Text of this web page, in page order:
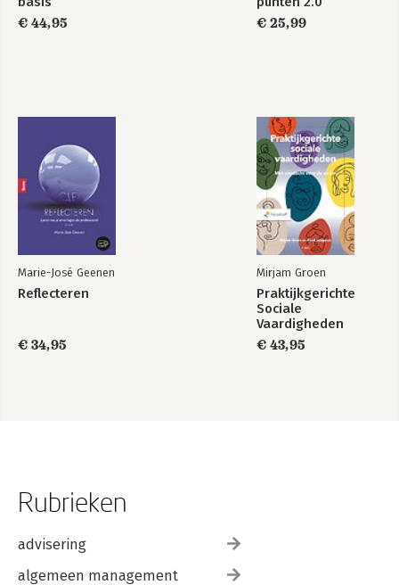
€ 44,95
€ 25,99
Marie-José Geenen
Reflecteren
€ 34,95
Mirjam Groen
Praktijkgerichte
Sociale
Vaardigheden
€ 43,95
Rubrieken
advisering
algemeen management